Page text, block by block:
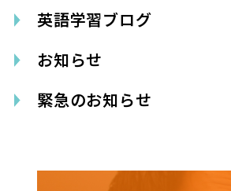
英語学習ブログ
お知らせ
緊急のお知らせ